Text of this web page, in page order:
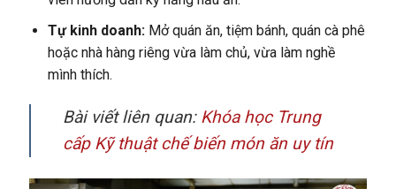
Tự kinh doanh:Mở quán ăn, tiệm bánh, quán cà phê
hoặc nhà hàng riêng vừa làm chủ, vừa làm nghề
mình thích.
Bài viết liên quan: Khóa học Trung
cấp Kỹ thuật chế biến món ăn uy tín